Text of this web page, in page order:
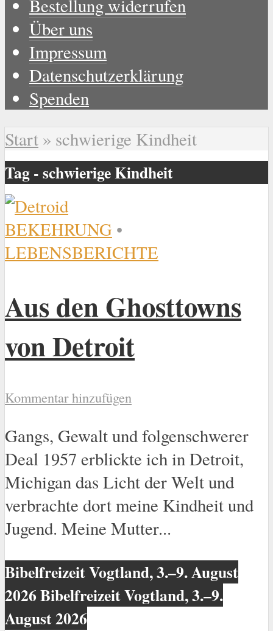
Bestellung widerrufen
Über uns
Impressum
Datenschutzerklärung
Spenden
Start » schwierige Kindheit
Tag - schwierige Kindheit
BEKEHRUNG •
LEBENSBERICHTE
Aus den Ghosttowns
von Detroit
Kommentar hinzufügen
Gangs, Gewalt und folgenschwerer
Deal 1957 erblickte ich in Detroit,
Michigan das Licht der Welt und
verbrachte dort meine Kindheit und
Jugend. Meine Mutter...
Bibelfreizeit Vogtland, 3.–9. August
2026 Bibelfreizeit Vogtland, 3.–9.
August 2026